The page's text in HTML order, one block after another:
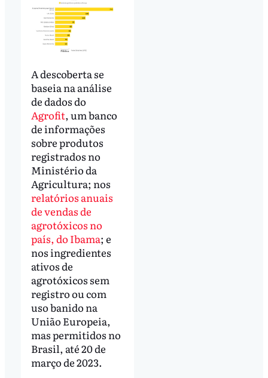
A descoberta se
baseia na análise
de dados do
Agrofit, um banco
de informações
sobre produtos
registrados no
Ministério da
Agricultura; nos
relatórios anuais
de vendas de
agrotóxicos no
país, do Ibama; e
nos ingredientes
ativos de
agrotóxicos sem
registro ou com
uso banido na
União Europeia,
mas permitidos no
Brasil, até 20 de
março de 2023.